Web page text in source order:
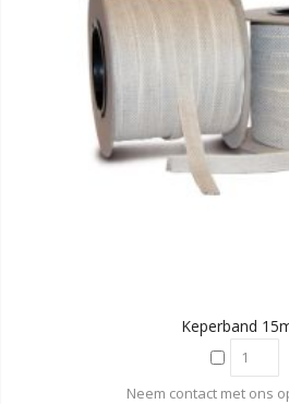
Keperband
Neem contact met ons